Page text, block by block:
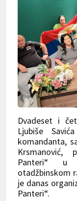
Dvadeset i
Ljubiše
komandanta,
Krsmanović,
Panteri“ u
otadžbinskom
je danas
Panteri“.